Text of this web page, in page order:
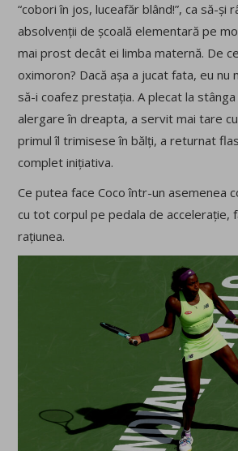
“cobori în jos, luceafăr blând!”, ca să-și
absolvenții de școală elementară pe
mai prost decât ei limba maternă. De
oximoron? Dacă așa a jucat fata, eu nu
să-i coafez prestația. A plecat la
alergare în dreapta, a servit mai tare
primul îl trimisese în bălți, a returnat
complet inițiativa.
Ce putea face Coco într-un asemenea
cu tot corpul pe pedala de accelerație,
rațiunea.